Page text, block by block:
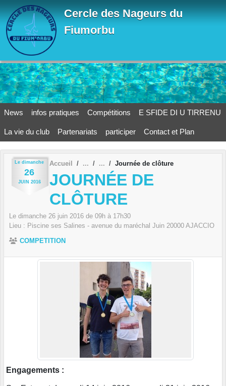
Cercle des Nageurs du
Fiumorbu
News infos pratiques Compétitions E SFIDE DI U TIRRENU
La vie du club Partenariats participer Contact et Plan
Le dimanche
26
JUIN 2016
Accueil Journée de clôture
JOURNÉE DE
CLÔTURE
Le dimanche 26 juin 2016 de 09h à 17h30
Lieu : Piscine ses Salines - avenue du maréchal Juin 20000 AJACCIO
COMPETITION
Engagements :
Panneau de gestion des cookies